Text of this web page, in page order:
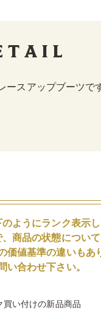
ースアップブーツで
ようにランク表示し
商品の状態につい
値基準の違いもあ
い合わせ下さい。
買い付けの新品商品